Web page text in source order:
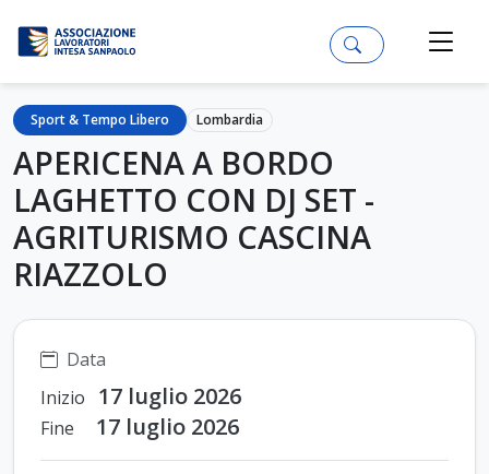
Sport & Tempo Libero Lombardia
APERICENA A BORDO
LAGHETTO CON DJ SET -
AGRITURISMO CASCINA
RIAZZOLO
Data
Inizio
17 luglio 2026
Fine 17 luglio 2026